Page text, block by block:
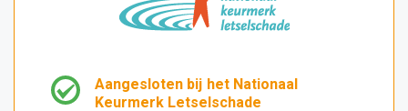
Aangesloten bij het Nationaal
Keurmerk Letselschade